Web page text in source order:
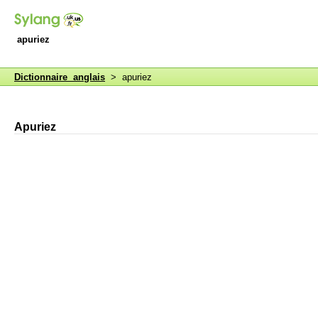
apuriez
Dictionnaire anglais > apuriez
Apuriez